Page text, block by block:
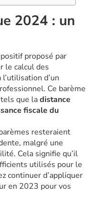
2024 : un
proposé par
le calcul des
d’un
Ce barème
que ladistance
fiscale du
resteraient
malgré une
Cela signifie qu’il
utilisés pour le
continuer d’appliquer
en 2023 pour vos